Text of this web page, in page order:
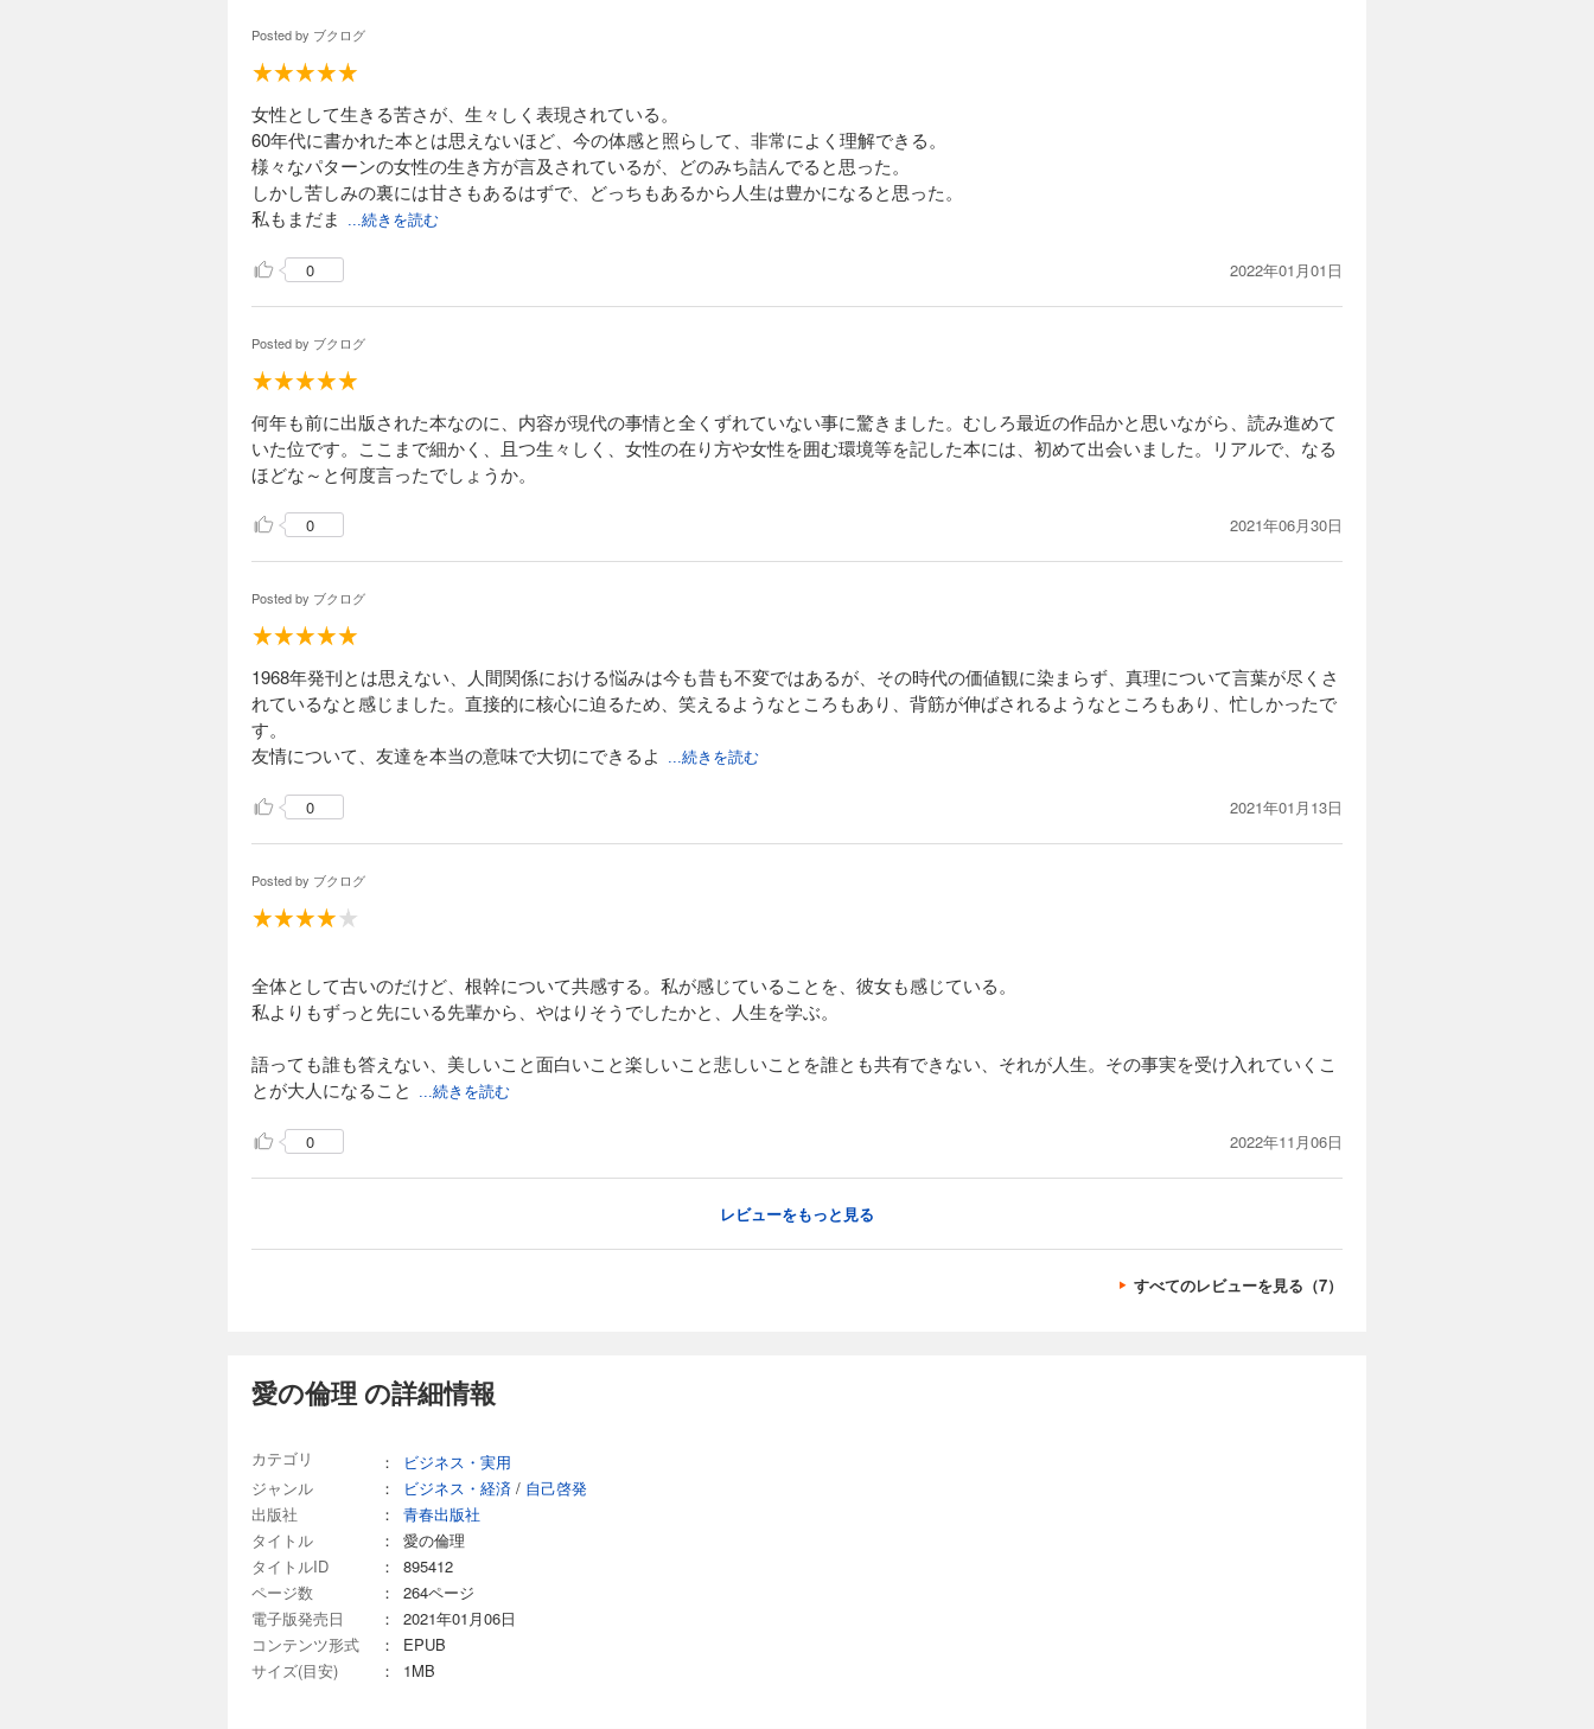
Posted by ブクログ
女性として生きる苦さが、生々しく表現されている。
60年代に書かれた本とは思えないほど、今の体感と照らして、非常によく理解できる。
様々なパターンの女性の生き方が言及されているが、どのみち詰んでると思った。
しかし苦しみの裏には甘さもあるはずで、どっちもあるから人生は豊かになると思った。
私もまだま
...続きを読む
0 2022年01月01日
Posted by ブクログ
何年も前に出版された本なのに、内容が現代の事情と全くずれていない事に驚きました。むしろ最近の作品かと思いながら、読み進めて
いた位です。ここまで細かく、且つ生々しく、女性の在り方や女性を囲む環境等を記した本には、初めて出会いました。リアルで、なる
ほどな～と何度言ったでしょうか。
0 2021年06月30日
Posted by ブクログ
1968年発刊とは思えない、人間関係における悩みは今も昔も不変ではあるが、その時代の価値観に染まらず、真理について言葉が尽くさ
れているなと感じました。直接的に核心に迫るため、笑えるようなところもあり、背筋が伸ばされるようなところもあり、忙しかったで
す。
友情について、友達を本当の意味で大切にできるよ
...続きを読む
0 2021年01月13日
Posted by ブクログ
全体として古いのだけど、根幹について共感する。私が感じていることを、彼女も感じている。
私よりもずっと先にいる先輩から、やはりそうでしたかと、人生を学ぶ。
語っても誰も答えない、美しいこと面白いこと楽しいこと悲しいことを誰とも共有できない、それが人生。その事実を受け入れていくこ
とが大人になること
...続きを読む
0 2022年11月06日
レビューをもっと見る
すべてのレビューを見る（7）
愛の倫理 の詳細情報
カテゴリ ：
ビジネス・実用
ジャンル
： ビジネス・経済 / 自己啓発
出版社
：
青春出版社
タイトル
：
愛の倫理
タイトルID
：
895412
ページ数
：
264ページ
電子版発売日
：
2021年01月06日
コンテンツ形式
：
EPUB
サイズ(目安)
： 1MB